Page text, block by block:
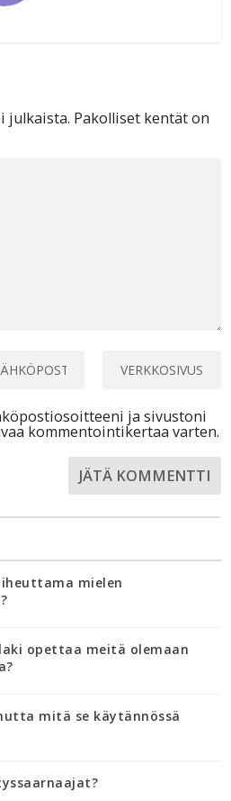
julkaista. Pakolliset kentät on
ja sivustoni
kommentointikertaa varten.
mielen
opettaa meitä olemaan
mitä se käytännössä